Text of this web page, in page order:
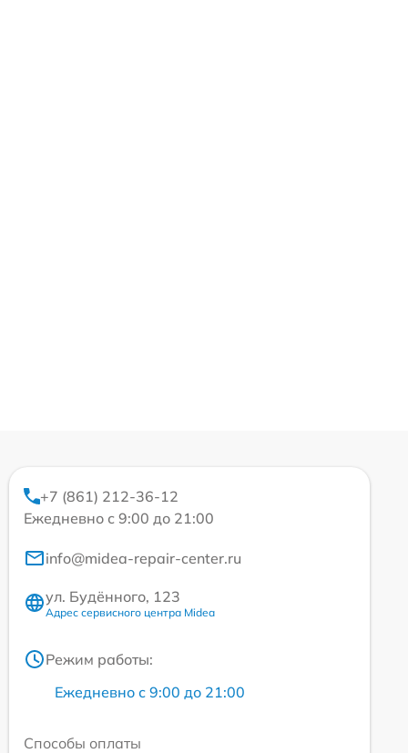
+7 (861) 212-36-12
Ежедневно с 9:00 до 21:00
info@midea-repair-center.ru
ул. Будённого, 123
Адрес сервисного центра Midea
Режим работы:
Ежедневно с 9:00 до 21:00
Способы оплаты